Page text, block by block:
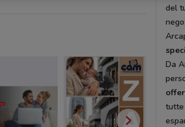
del
Da
tutte